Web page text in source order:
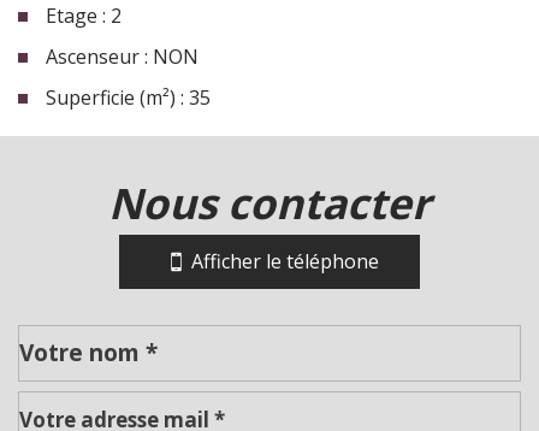
Etage : 2
Ascenseur : NON
Superficie (m²) : 35
la ville de roanne (42300)
nous contacter
Afficher le téléphone